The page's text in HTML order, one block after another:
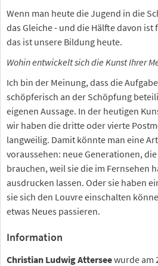
Wenn man heute die Jugend in die
das Gleiche - und die Hälfte davon ist
das ist unsere Bildung heute.
Wohin entwickelt sich die Kunst Ihrer
Ich bin der Meinung, dass die
schöpferisch an der Schöpfung
eigenen Aussage. In der heutigen
wir haben die dritte oder vierte
langweilig. Damit könnte man eine
voraussehen: neue Generationen,
brauchen, weil sie die im Fernsehen
ausdrucken lassen. Oder sie haben
sie sich den Louvre einschalten
etwas Neues passieren.
Information
Christian Ludwig Atterseewurde am